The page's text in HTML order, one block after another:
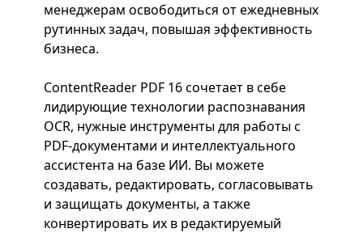
менеджерам освободиться от ежедневных
рутинных задач, повышая эффективность
бизнеса.
ContentReader PDF 16 сочетает в себе
лидирующие технологии распознавания
OCR, нужные инструменты для работы с
PDF-документами и интеллектуального
ассистента на базе ИИ. Вы можете
создавать, редактировать, согласовывать
и защищать документы, а также
конвертировать их в редактируемый